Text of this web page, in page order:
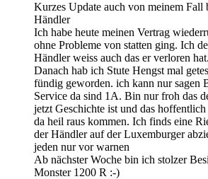
Kurzes Update auch von meinem Fall
Händler
Ich habe heute meinen Vertrag
ohne Probleme von statten ging. Ich
Händler weiss auch das er verloren hat.
Danach hab ich Stute Hengst mal
fündig geworden. ich kann nur sagen
Service da sind 1A. Bin nur froh das
jetzt Geschichte ist und das
da heil raus kommen. Ich finds eine
der Händler auf der Luxemburger
jeden nur vor warnen
Ab nächster Woche bin ich stolzer
Monster 1200 R :-)